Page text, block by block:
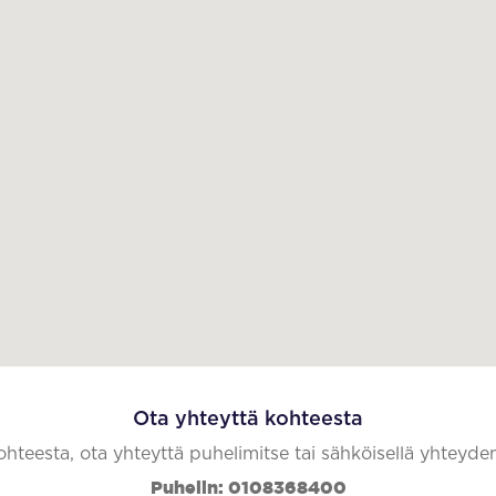
Ota yhteyttä kohteesta
ota yhteyttä puhelimitse tai sähköisellä
Puhelin: 0108368400